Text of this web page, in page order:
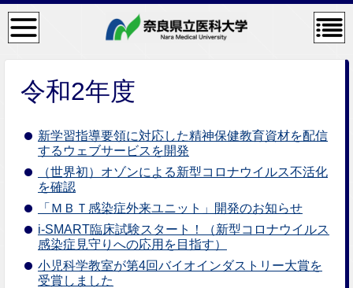
検
索・
メニ
ュー
コン
テン
ニュ
令和2年度
新学習指導要領に対応した精神保健教育資材を配信
するウェブサービスを開発
（世界初）オゾンによる新型コロナウイルス不活化
を確認
「ＭＢＴ感染症外来ユニット」開発のお知らせ
i-SMART臨床試験スタート！（新型コロナウイルス
感染症見守りへの応用を目指す）
小児科学教室が第4回バイオインダストリー大賞を
受賞しました